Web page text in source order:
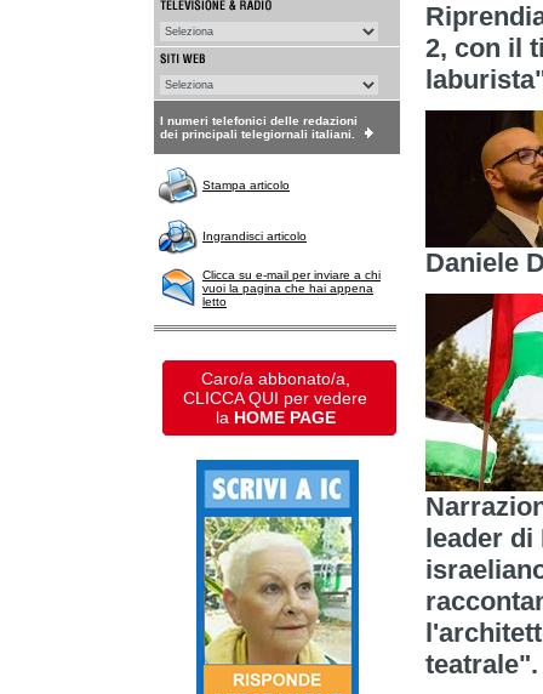
I numeri telefonici delle redazioni
dei principali telegiornali italiani.
Stampa articolo
Ingrandisci articolo
Clicca su e-mail per inviare a chi
vuoi la pagina che hai appena
letto
Caro/a abbonato/a,
CLICCA QUI per vedere
la HOME PAGE
2, con il
Daniele
leader di